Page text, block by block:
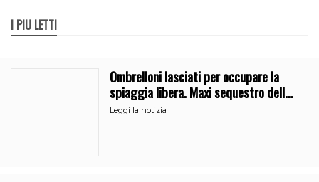
I PIÙ LETTI
Ombrelloni lasciati per occupare la
spiaggia libera. Maxi sequestro della
Guardia Costiera
Leggi la notizia